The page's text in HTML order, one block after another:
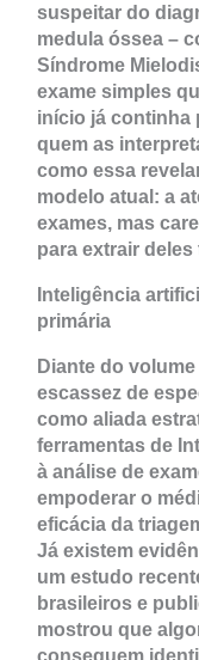
suspeitar do
medula óssea –
Síndrome
exame simples
início já continha
quem as
como essa
modelo atual: a
exames, mas
para extrair
Inteligência
primária
Diante do
escassez de
como aliada
ferramentas de
à análise de
empoderar o
eficácia da
Já existem
um estudo
brasileiros e
mostrou que
conseguem